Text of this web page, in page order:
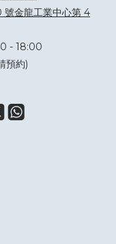
號金龍工業中心第 4
- 18:00
預約)